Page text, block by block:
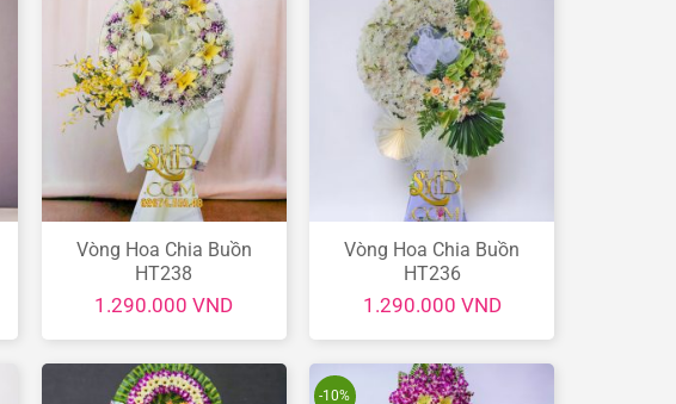
Vòng Hoa Chia Buồn
HT238
1.290.000VND
Vòng Hoa Chia Buồn
HT236
1.290.000 VND
-10%